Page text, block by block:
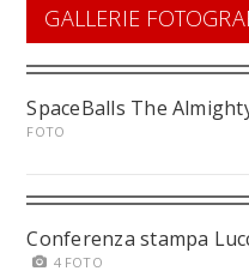
GALLERIE
SpaceBalls The
FOTO
Conferenza stampa
4 FOTO